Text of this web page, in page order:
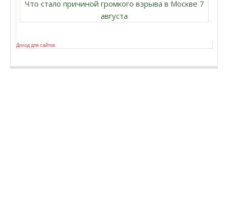
Что стало причиной громкого взрыва в Москве 7
августа
Доход для сайтов